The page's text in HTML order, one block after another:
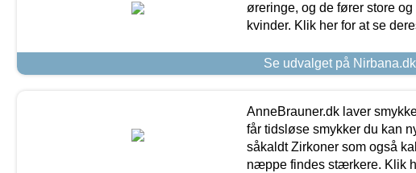
øreringe, og de fører store
kvinder. Klik her for at se
Se udvalget på Nirbana.dk
AnneBrauner.dk laver
får tidsløse smykker du kan
såkaldt Zirkoner som også
næppe findes stærkere. Klik